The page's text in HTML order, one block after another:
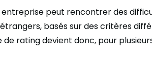
peut rencontrer des
basés sur des critères
de rating devient donc, pour